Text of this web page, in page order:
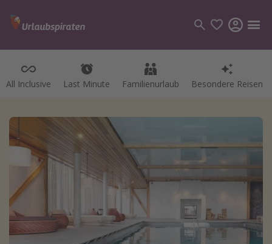
All Inclusive Last Minute Familienurlaub Besondere Reisen
Kategorien
Pauschalreisen
Kreuzfahrten
Reiseziele
Alle Reiseziele